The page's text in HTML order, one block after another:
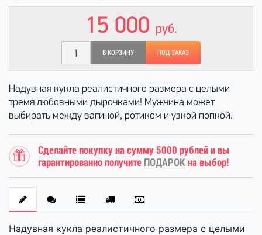
15 000 руб.
В КОРЗИНУ ПОД ЗАКАЗ
Надувная кукла реалистичного размера с целыми
тремя любовными дырочками! Мужчина может
выбирать между вагиной, ротиком и узкой попкой.
Сделайте покупку на сумму 5000 рублей и вы
гарантированно получите ПОДАРОК на выбор!
Надувная кукла реалистичного размера с целыми